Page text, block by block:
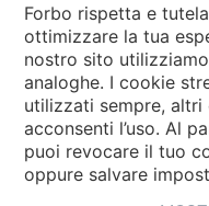
Seleziona una nazione
Seleziona una nazione
Forbo rispetta e
ottimizzare la tua
nostro sito
analoghe. I cookie
utilizzati sempre,
acconsenti l’uso. Al
puoi revocare il tuo
oppure salvare